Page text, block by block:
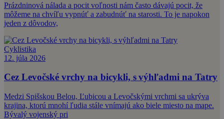
Prázdninová nálada a pocit voľnosti nám často dávajú pocit, že
môžeme na chvíľu vypnúť a zabudnúť na starosti. To je napokon
jeden z dôvodov,
Cyklistika
12. júla 2026
Cez Levočské vrchy na bicykli, s výhľadmi na Tatry
Medzi Spišskou Belou, Ľubicou a Levočskými vrchmi sa ukrýva
krajina, ktorú mnohí ľudia stále vnímajú ako biele miesto na mape.
Bývalý vojenský pri